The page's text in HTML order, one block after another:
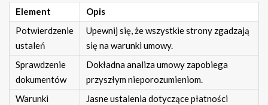
Element
Opis
Potwierdzenie
ustaleń
Upewnij się, że wszystkie strony zgadzają
się na warunki umowy.
Sprawdzenie
dokumentów
Dokładna analiza umowy zapobiega
przyszłym nieporozumieniom.
Warunki
Jasne ustalenia dotyczące płatności